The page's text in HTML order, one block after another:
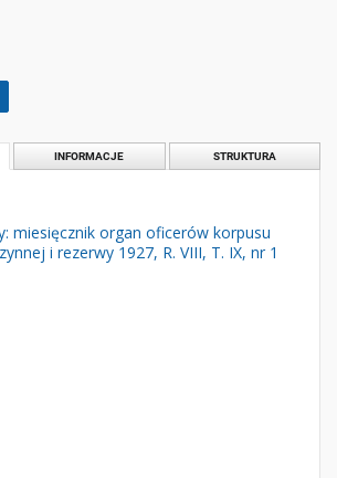
INFORMACJE STRUKTURA
miesięcznik organ oficerów korpusu
i rezerwy 1927, R. VIII, T. IX, nr 1